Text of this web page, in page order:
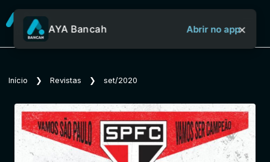
Sobre o Aya Bancah
Início
AYA Bancah Abrir no app×
Início ❯ Revistas ❯ set/2020